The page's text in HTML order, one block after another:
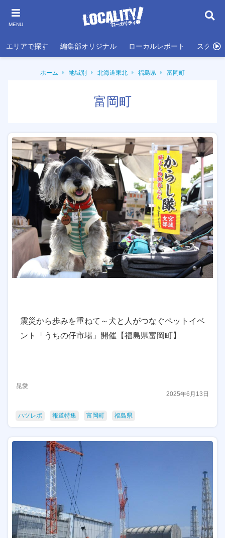
MENU
エリアで探す 編集部オリジナル ローカルレポート スクール
ホーム 地域別 北海道東北 福島県 富岡町
富岡町
震災から歩みを重ねて～犬と人がつなぐペットイベ
ント「うちの仔市場」開催【福島県富岡町】
昆愛
2025年6月13日
ハツレポ 報道特集 富岡町 福島県